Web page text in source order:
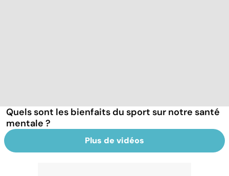
Quels sont les bienfaits du sport sur notre santé
mentale ?
Plus de vidéos